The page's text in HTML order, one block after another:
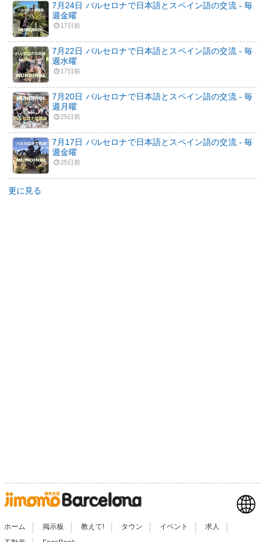
7月24日 バルセロナで日本語とスペイン語の交流 - 毎
週金曜
17日前
7月22日 バルセロナで日本語とスペイン語の交流 - 毎
週水曜
17日前
7月20日 バルセロナで日本語とスペイン語の交流 - 毎
週月曜
25日前
7月17日 バルセロナで日本語とスペイン語の交流 - 毎
週金曜
25日前
更に見る
ホーム 掲示板 教えて! タウン イベント 求人